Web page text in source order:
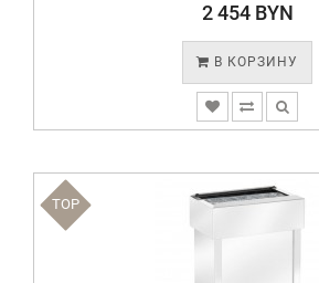
2 454 BYN
В КОРЗИНУ
TOP